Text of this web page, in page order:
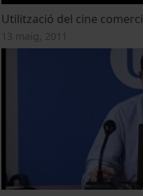
Utilització del cine
13 maig, 2011